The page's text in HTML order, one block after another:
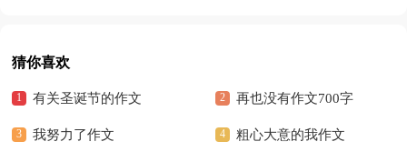
猜你喜欢
有关圣诞节的作文 再也没有作文700字
我努力了作文 粗心大意的我作文